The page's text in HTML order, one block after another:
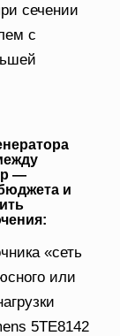
сечении
с
—
и
«сеть
или
5TE8142